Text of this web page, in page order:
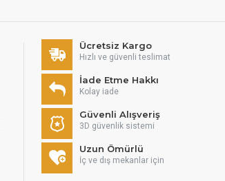
Ücretsiz Kargo
Hızlı ve güvenli teslimat
İade Etme Hakkı
Kolay iade
Güvenli Alışveriş
3D güvenlik sistemi
Uzun Ömürlü
İç ve dış mekanlar için